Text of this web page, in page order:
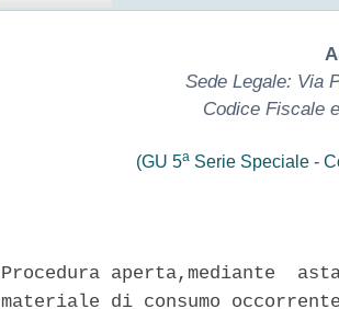
Sede Legale: Via
Codice Fiscale
(GU 5a Serie Speciale -
Procedura aperta,mediante
materiale di consumo